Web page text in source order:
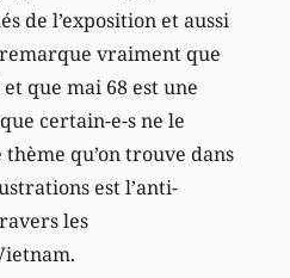
de l’exposition et aussi
vraiment que
que mai 68 est une
certain-e-s ne le
qu’on trouve dans
est l’anti-
les